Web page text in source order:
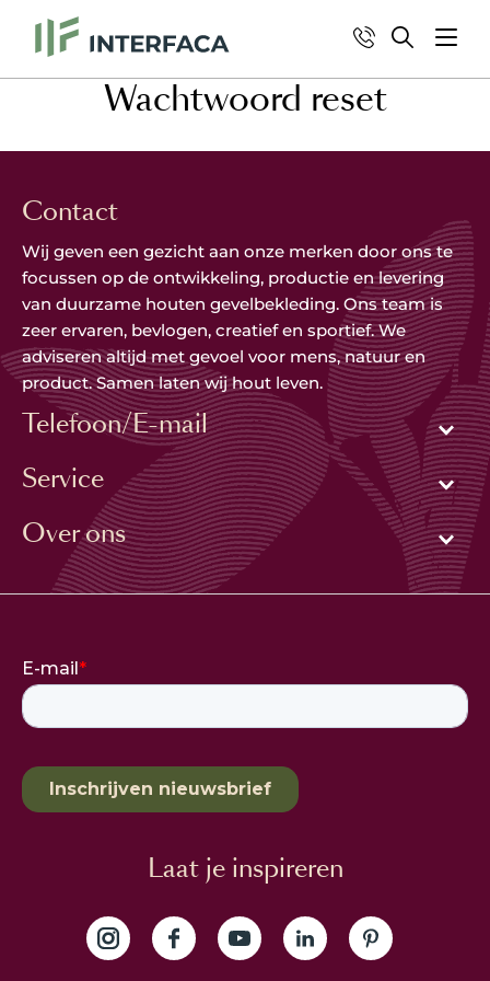
Wachtwoord reset
Laat je inspireren
Contact
Wij geven een gezicht aan onze merken door ons te
focussen op de ontwikkeling, productie en levering
van duurzame houten gevelbekleding. Ons team is
zeer ervaren, bevlogen, creatief en sportief. We
adviseren altijd met gevoel voor mens, natuur en
product. Samen laten wij hout leven.
Telefoon/E-mail
Service
Over ons